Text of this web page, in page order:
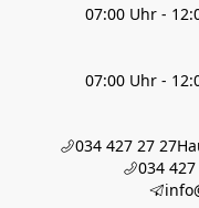
07:00 Uhr -
07:00 Uhr -
034 427 27 27
034